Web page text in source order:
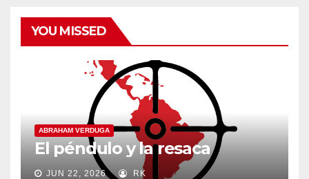
YOU MISSED
ABRAHAM VERDUGA
El péndulo y la resaca
JUN 22, 2026 RK